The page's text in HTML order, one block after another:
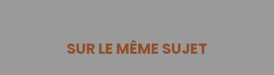
SUR LE MÊME SUJET